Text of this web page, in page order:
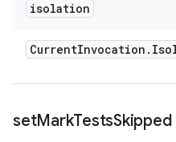
isolation
CurrentInvocation .
setMarkTestsSkipped